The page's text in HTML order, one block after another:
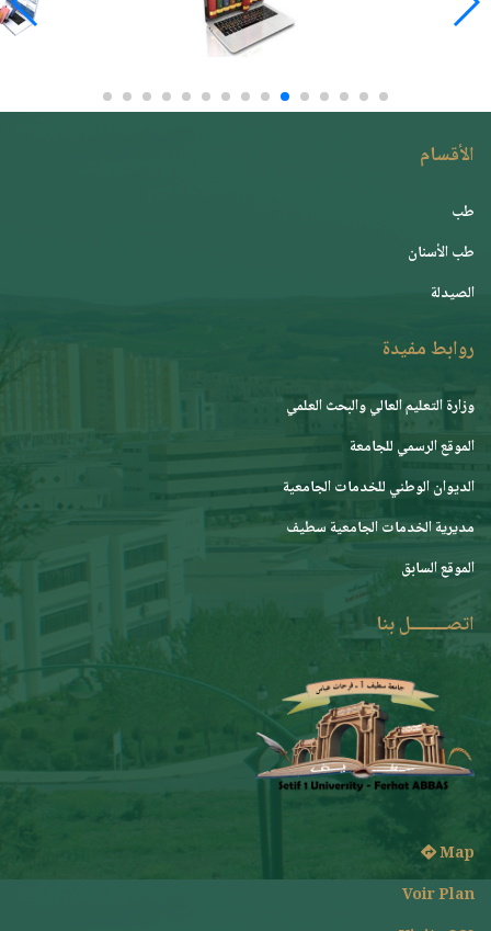
الأقسام
طب
طب الأسنان
الصيدلة
روابط مفيدة
وزارة التعليم العالي والبحث العلمي
الموقع الرسمي للجامعة
ﺍﻟﺪﻳﻮﺍﻥ ﺍﻟﻮﻃﻨﻲ ﻟﻠﺨﺪﻣﺎﺕ ﺍﻟﺠﺎﻣﻌﻴﺔ
مديرية الخدمات الجامعية سطيف
الموقع السابق
اتصــــــــل بنا
Map
Voir Plan